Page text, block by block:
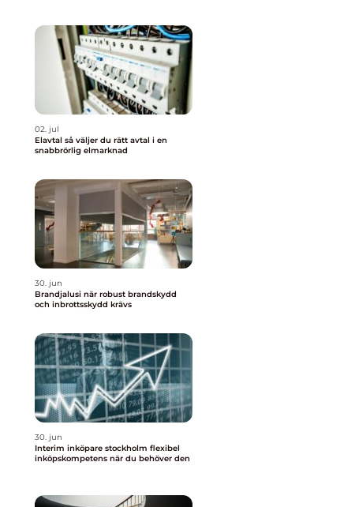
02. jul
Elavtal så väljer du rätt avtal i en
snabbrörlig elmarknad
30. jun
Brandjalusi när robust brandskydd
och inbrottsskydd krävs
30. jun
Interim inköpare stockholm flexibel
inköpskompetens när du behöver den